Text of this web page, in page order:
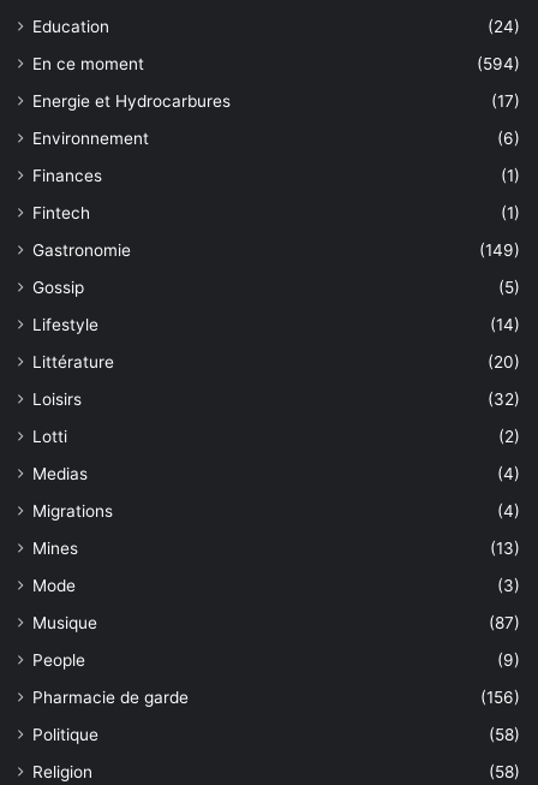
Education
(24)
En ce moment
(594)
Energie et Hydrocarbures
(17)
Environnement
(6)
Finances
(1)
Fintech
(1)
Gastronomie
(149)
Gossip
(5)
Lifestyle
(14)
Littérature
(20)
Loisirs
(32)
Lotti
(2)
Medias
(4)
Migrations
(4)
Mines
(13)
Mode
(3)
Musique
(87)
People
(9)
Pharmacie de garde
(156)
Politique
(58)
Religion
(58)